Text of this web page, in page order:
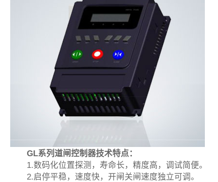
GL系列道闸控制器技术特点：
1.数码化位置探测，寿命长，精度高，调试简便。
2.启停平稳，速度快，开闸关闸速度独立可调。